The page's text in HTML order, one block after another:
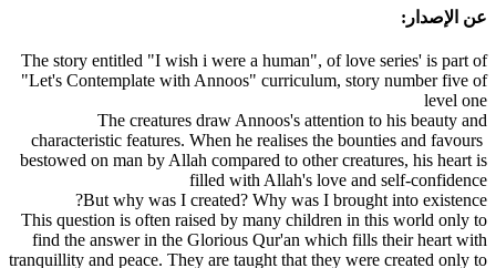
عن الإصدار :
The story entitled "I wish i were a human", of love series' is part of
"Let's Contemplate with Annoos" curriculum, story number five of
level one
The creatures draw Annoos's attention to his beauty and
characteristic features. When he realises the bounties and favours
bestowed on man by Allah compared to other creatures, his heart is
filled with Allah's love and self-confidence
But why was I created? Why was I brought into existence?
This question is often raised by many children in this world only to
find the answer in the Glorious Qur'an which fills their heart with
tranquillity and peace. They are taught that they were created only to